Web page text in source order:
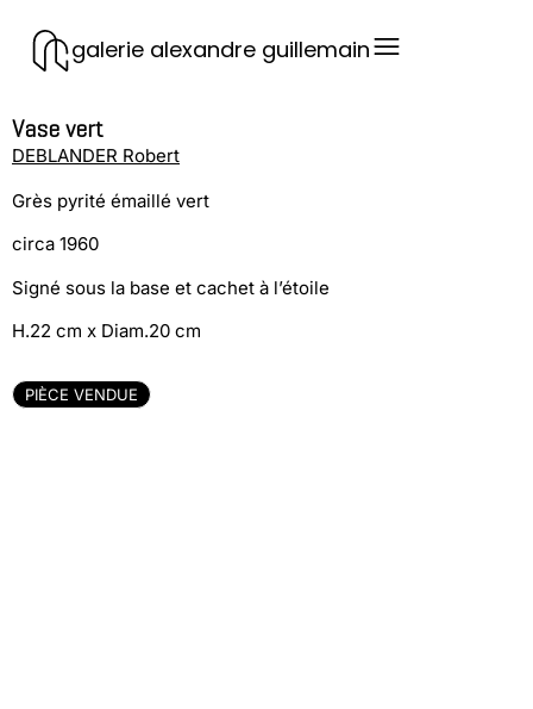
galerie alexandre guillemain
Vase vert
DEBLANDER Robert
Grès pyrité émaillé vert
circa 1960
Signé sous la base et cachet à l’étoile
H.22 cm x Diam.20 cm
PIÈCE VENDUE